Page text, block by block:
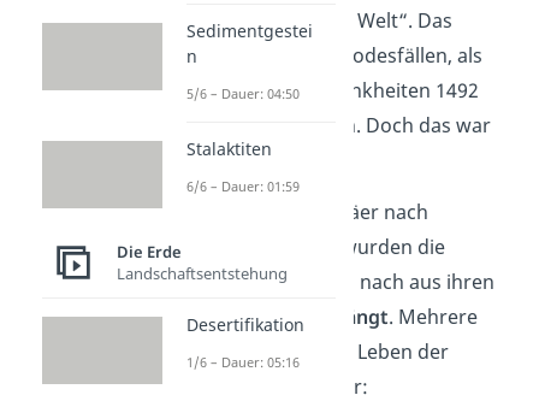
Krankheiten der „alten Welt“. Das
führte zu zahlreichen Todesfällen, als
die
Europäerdiese Krankheiten 1492
nach Amerika brachten. Doch das war
erst der Anfang.
Als immer mehr Europäer nach
Nordamerika kamen, wurden die
Ureinwohner nach und nach aus ihren
Heimatgebietenverdrängt. Mehrere
Dinge veränderten das Leben der
Ureinwohner für immer:
Sedimentgestei
n
5/6 – Dauer: 04:50
Stalaktiten
6/6 – Dauer: 01:59
Die Erde
Landschaftsentstehung
Desertifikation
1/6 – Dauer: 05:16